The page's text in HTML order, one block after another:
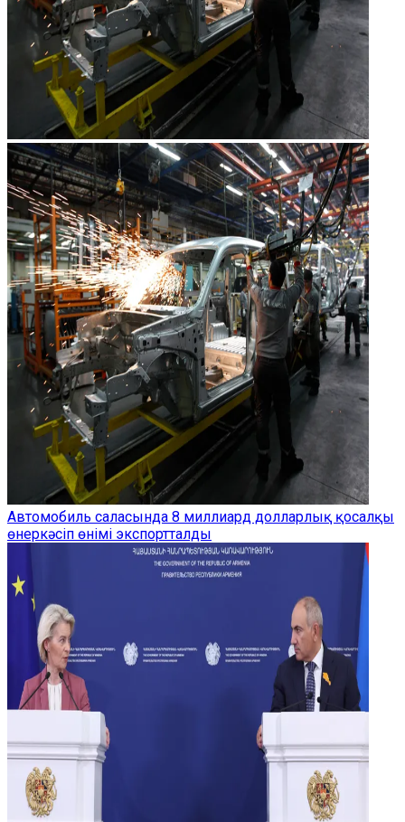
Автомобиль саласында 8 миллиард долларлық қосалқы
өнеркәсіп өнімі экспортталды